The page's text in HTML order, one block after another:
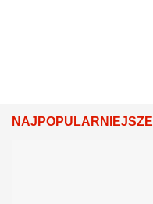
NAJPOPULARNIEJSZE